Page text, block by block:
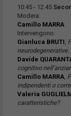
10:45 - 12:45
Modera:
Camillo MARRA
Intervengono:
Gianluca BRUTI,
Davide
cognitivo
Camillo MARRA,
indipendenti o
Valeria
caratteristiche?